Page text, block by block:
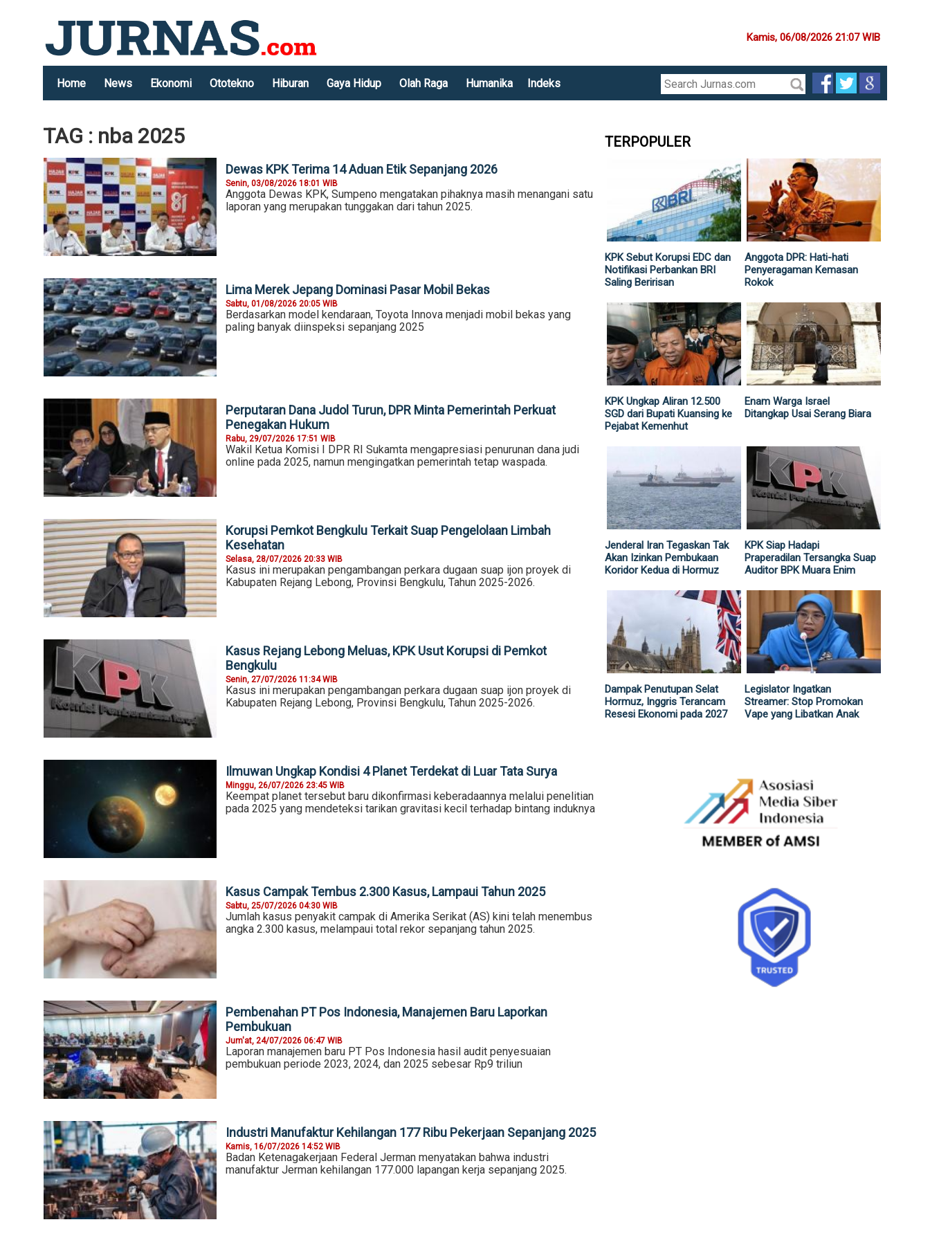
Kamis, 06/08/2026 21:07 WIB
Home News Ekonomi Ototekno Hiburan Gaya Hidup Olah Raga Humanika Indeks
TAG : nba 2025
Dewas KPK Terima 14 Aduan Etik Sepanjang 2026
Senin, 03/08/2026 18:01 WIB
Anggota Dewas KPK, Sumpeno mengatakan pihaknya masih menangani satu
laporan yang merupakan tunggakan dari tahun 2025.
Lima Merek Jepang Dominasi Pasar Mobil Bekas
Sabtu, 01/08/2026 20:05 WIB
Berdasarkan model kendaraan, Toyota Innova menjadi mobil bekas yang
paling banyak diinspeksi sepanjang 2025
Perputaran Dana Judol Turun, DPR Minta Pemerintah Perkuat
Penegakan Hukum
Rabu, 29/07/2026 17:51 WIB
Wakil Ketua Komisi I DPR RI Sukamta mengapresiasi penurunan dana judi
online pada 2025, namun mengingatkan pemerintah tetap waspada.
Korupsi Pemkot Bengkulu Terkait Suap Pengelolaan Limbah
Kesehatan
Selasa, 28/07/2026 20:33 WIB
Kasus ini merupakan pengambangan perkara dugaan suap ijon proyek di
Kabupaten Rejang Lebong, Provinsi Bengkulu, Tahun 2025-2026.
Kasus Rejang Lebong Meluas, KPK Usut Korupsi di Pemkot
Bengkulu
Senin, 27/07/2026 11:34 WIB
Kasus ini merupakan pengambangan perkara dugaan suap ijon proyek di
Kabupaten Rejang Lebong, Provinsi Bengkulu, Tahun 2025-2026.
Ilmuwan Ungkap Kondisi 4 Planet Terdekat di Luar Tata Surya
Minggu, 26/07/2026 23:45 WIB
Keempat planet tersebut baru dikonfirmasi keberadaannya melalui penelitian
pada 2025 yang mendeteksi tarikan gravitasi kecil terhadap bintang induknya
Kasus Campak Tembus 2.300 Kasus, Lampaui Tahun 2025
Sabtu, 25/07/2026 04:30 WIB
Jumlah kasus penyakit campak di Amerika Serikat (AS) kini telah menembus
angka 2.300 kasus, melampaui total rekor sepanjang tahun 2025.
Pembenahan PT Pos Indonesia, Manajemen Baru Laporkan
Pembukuan
Jum'at, 24/07/2026 06:47 WIB
Laporan manajemen baru PT Pos Indonesia hasil audit penyesuaian
pembukuan periode 2023, 2024, dan 2025 sebesar Rp9 triliun
Industri Manufaktur Kehilangan 177 Ribu Pekerjaan Sepanjang 2025
Kamis, 16/07/2026 14:52 WIB
Badan Ketenagakerjaan Federal Jerman menyatakan bahwa industri
manufaktur Jerman kehilangan 177.000 lapangan kerja sepanjang 2025.
TERPOPULER
KPK Sebut Korupsi EDC dan
Notifikasi Perbankan BRI
Saling Beririsan
Anggota DPR: Hati-hati
Penyeragaman Kemasan
Rokok
KPK Ungkap Aliran 12.500
SGD dari Bupati Kuansing ke
Pejabat Kemenhut
Enam Warga Israel
Ditangkap Usai Serang Biara
Jenderal Iran Tegaskan Tak
Akan Izinkan Pembukaan
Koridor Kedua di Hormuz
KPK Siap Hadapi
Praperadilan Tersangka Suap
Auditor BPK Muara Enim
Dampak Penutupan Selat
Hormuz, Inggris Terancam
Resesi Ekonomi pada 2027
Legislator Ingatkan
Streamer: Stop Promokan
Vape yang Libatkan Anak